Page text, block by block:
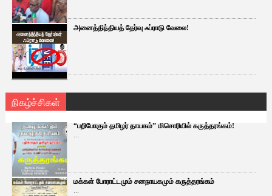
அனைத்திந்தியத் தேர்வு ஃப்ராடு வேலை!
நிகழ்ச்சிகள்
“பறிபோகும் தமிழர் தாயகம்” மிசொரியில் கருத்தரங்கம்!
...
மக்கள் போராட்டமும் சனநாயகமும் கருத்தரங்கம்
...